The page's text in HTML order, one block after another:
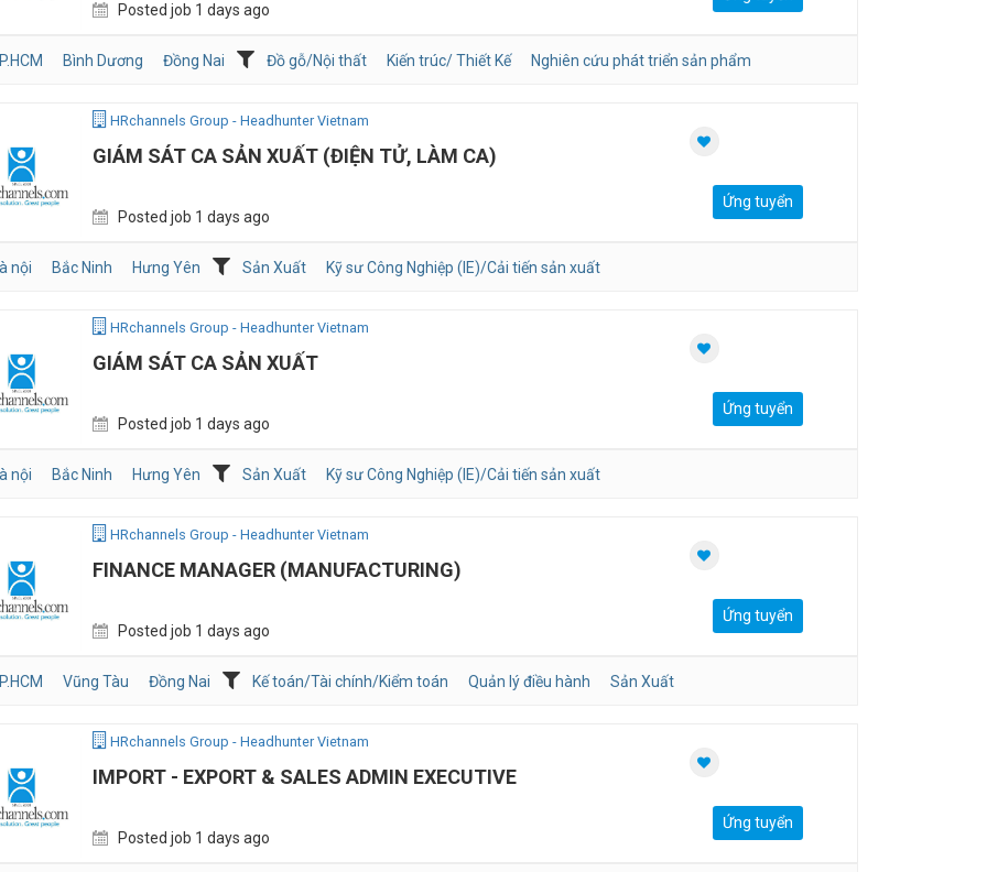
Posted job 1 days ago
Bình Dương Đồng Nai Đồ gỗ/Nội thất Kiến trúc/ Thiết Kế Nghiên cứu phát triển sản phẩm
HRchannels Group - Headhunter Vietnam
GIÁM SÁT CA SẢN XUẤT (ĐIỆN TỬ, LÀM CA)
Posted job 1 days ago
Ứng tuyển
nội Bắc Ninh Hưng Yên Sản Xuất Kỹ sư Công Nghiệp (IE)/Cải tiến sản xuất
HRchannels Group - Headhunter Vietnam
GIÁM SÁT CA SẢN XUẤT
Posted job 1 days ago
Ứng tuyển
nội Bắc Ninh Hưng Yên Sản Xuất Kỹ sư Công Nghiệp (IE)/Cải tiến sản xuất
HRchannels Group - Headhunter Vietnam
FINANCE MANAGER (MANUFACTURING)
Posted job 1 days ago
Ứng tuyển
Vũng Tàu Đồng Nai Kế toán/Tài chính/Kiểm toán Quản lý điều hành Sản Xuất
HRchannels Group - Headhunter Vietnam
IMPORT - EXPORT & SALES ADMIN EXECUTIVE
Posted job 1 days ago
Ứng tuyển